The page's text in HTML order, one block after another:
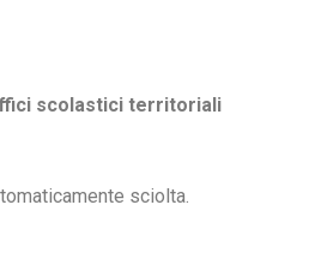
scolastici territoriali
sciolta.